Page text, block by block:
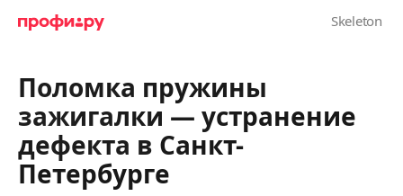
Поломка пружины
зажигалки — устранение
дефекта в Санкт-
Петербурге